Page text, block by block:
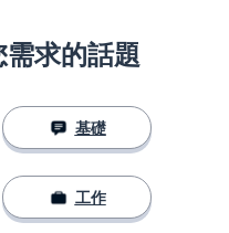
求的話題
基礎
工作